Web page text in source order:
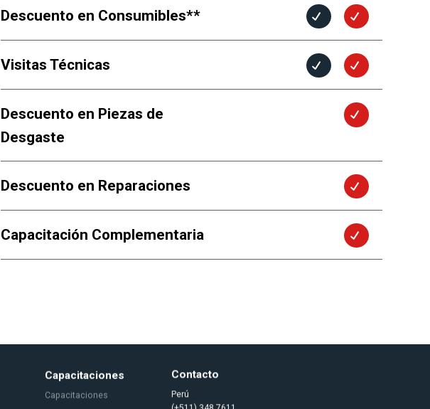
Descuento en Consumibles**
Visitas Técnicas
Descuento en Piezas de
Desgaste
Descuento en Reparaciones
Capacitación Complementaria
Capacitaciones
Capacitaciones
Contacto
Perú